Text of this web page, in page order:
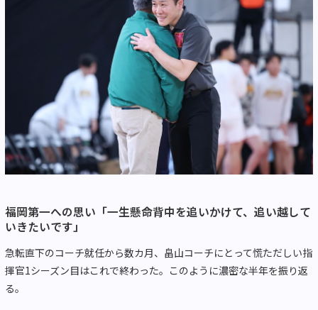
福岡第一への思い「一生懸命背中を追いかけて、追い越して
いきたいです」
急転直下のコーチ就任から数カ月、畠山コーチにとって慌ただしい指
揮官1シーズン目はこれで終わった。このように濃密な半年を振り返
る。